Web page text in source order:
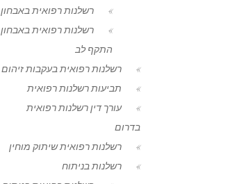
רשלנות רפואית באבחון
רשלנות רפואית באבחון
התקף לב
רשלנות רפואית בעקבות זיהום
תביעות רשלנות רפואית
עורך דין רשלנות רפואית
בדרום
רשלנות רפואית שיתוק מוחין
רשלנות בניתוח